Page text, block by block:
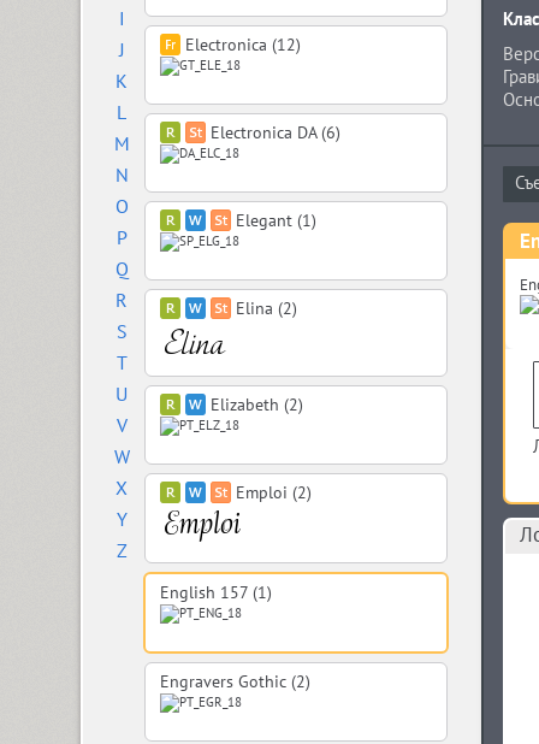
I
J
K
L
M
N
O
P
Q
R
S
T
U
V
W
X
Y
Z
Electronica (12)
Electronica DA (6)
Elegant (1)
Elina (2)
Elizabeth (2)
Emploi (2)
English 157 (1)
Engravers Gothic (2)
в